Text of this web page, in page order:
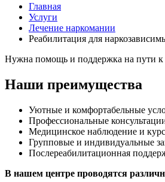
Главная
Услуги
Лечение наркомании
Реабилитация для
Нужна помощь и поддержка на пути к
Наши преимущества
Уютные и комфортабельные
Профессиональные
Медицинское наблюдение и
Групповые и индивидуальные
Послереабилитационная
В нашем центре проводятся